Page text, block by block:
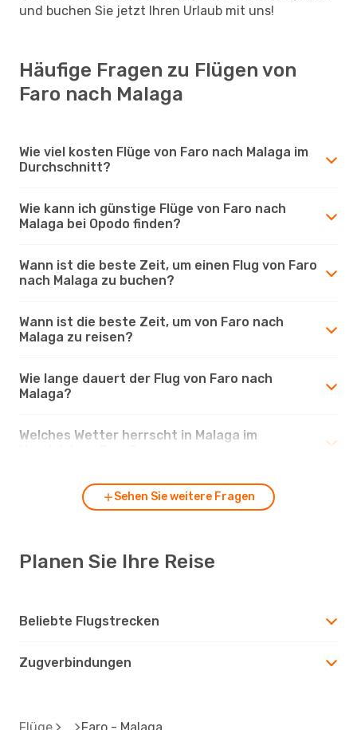
und buchen Sie jetzt Ihren Urlaub mit uns!
Häufige Fragen zu Flügen von
Faro nach Malaga
Wie viel kosten Flüge von Faro nach Malaga im
Durchschnitt?
Wie kann ich günstige Flüge von Faro nach
Malaga bei Opodo finden?
Wann ist die beste Zeit, um einen Flug von Faro
nach Malaga zu buchen?
Wann ist die beste Zeit, um von Faro nach
Malaga zu reisen?
Wie lange dauert der Flug von Faro nach
Malaga?
Welches Wetter herrscht in Malaga im
Sehen Sie weitere Fragen
Planen Sie Ihre Reise
Beliebte Flugstrecken
Zugverbindungen